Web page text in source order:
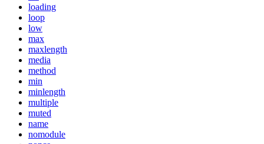
loading
loop
low
max
maxlength
media
method
min
minlength
multiple
muted
name
nomodule